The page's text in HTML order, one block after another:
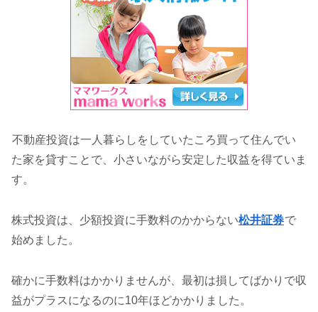
不動産投資は一人暮らしをしていたころ買って住んでい
た家を貸すことで、小さいながら安定した収益を得ていま
す。
株式投資は、少額投資に手数料のかからない松井証券で
始めました。
確かに手数料はかかりませんが、最初は損してばかりで収
益がプラスになるのに10年ほどかかりました。